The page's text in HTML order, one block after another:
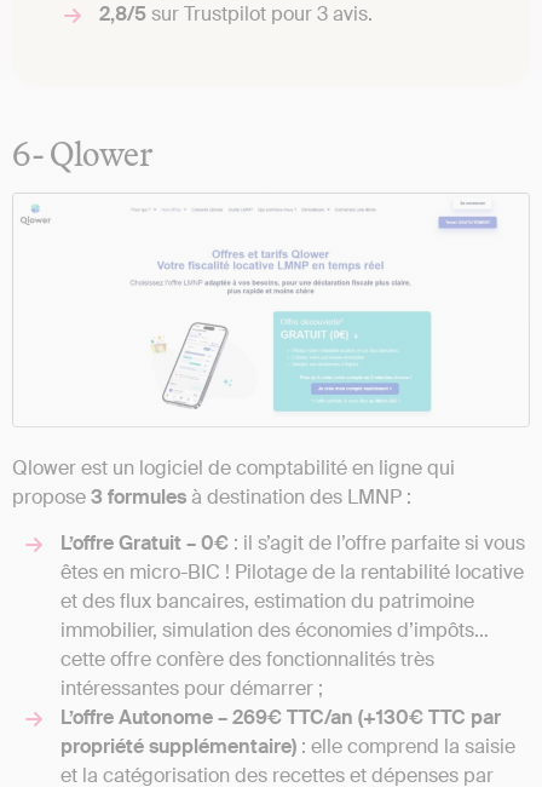
2,8/5sur Trustpilot pour 3 avis.
6- Qlower
Qlower est un logiciel de comptabilité en ligne qui
propose3 formulesà destination des LMNP :
L’offre Gratuit – 0€ : il s’agit de l’offre parfaite si vous
êtes en micro-BIC ! Pilotage de la rentabilité locative
et des flux bancaires, estimation du patrimoine
immobilier, simulation des économies d’impôts…
cette offre confère des fonctionnalités très
intéressantes pour démarrer ;
L’offre Autonome – 269€ TTC/an (+130€ TTC par
propriété supplémentaire) : elle comprend la saisie
et la catégorisation des recettes et dépenses par